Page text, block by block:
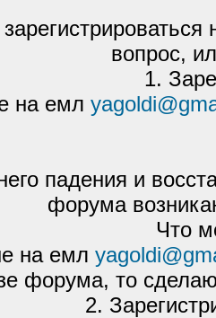
вопрос,
1.
на емл
падения и
форума
Что
на емл
форума, то
2.